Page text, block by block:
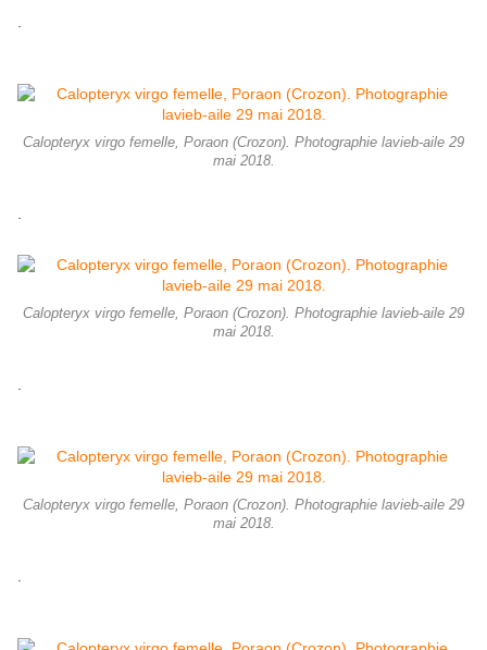
Calopteryx virgo femelle, Poraon (Crozon). Photographie lavieb-aile 29
mai 2018.
Calopteryx virgo femelle, Poraon (Crozon). Photographie lavieb-aile 29
mai 2018.
Calopteryx virgo femelle, Poraon (Crozon). Photographie lavieb-aile 29
mai 2018.